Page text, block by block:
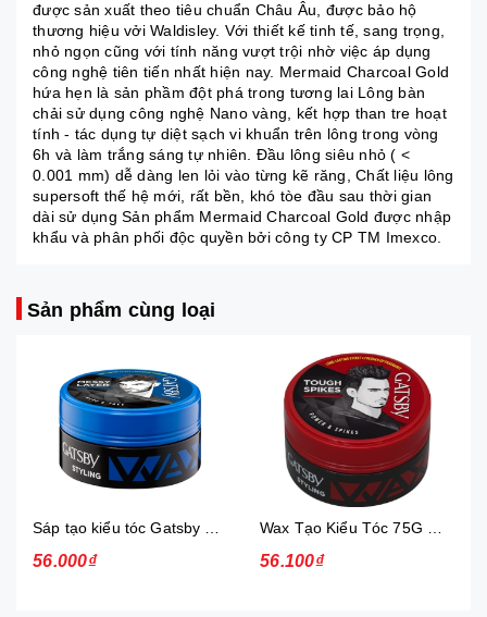
được sản xuất theo tiêu chuẩn Châu Âu, được bảo hộ
thương hiệu vởi Waldisley. Với thiết kế tinh tế, sang trọng,
nhỏ ngọn cũng với tính năng vượt trội nhờ việc áp dụng
công nghệ tiên tiến nhất hiện nay. Mermaid Charcoal Gold
hứa hẹn là sản phầm đột phá trong tương lai Lông bàn
chải sử dụng công nghệ Nano vàng, kết hợp than tre hoạt
tính - tác dụng tự diệt sạch vi khuẩn trên lông trong vòng
6h và làm trắng sáng tự nhiên. Đầu lông siêu nhỏ ( <
0.001 mm) dễ dàng len lỏi vào từng kẽ răng, Chất liệu lông
supersoft thế hệ mới, rất bền, khó tòe đầu sau thời gian
dài sử dụng Sản phẩm Mermaid Charcoal Gold được nhập
khẩu và phân phối độc quyền bởi công ty CP TM Imexco.
Sản phẩm cùng loại
56.000₫ 56.100₫